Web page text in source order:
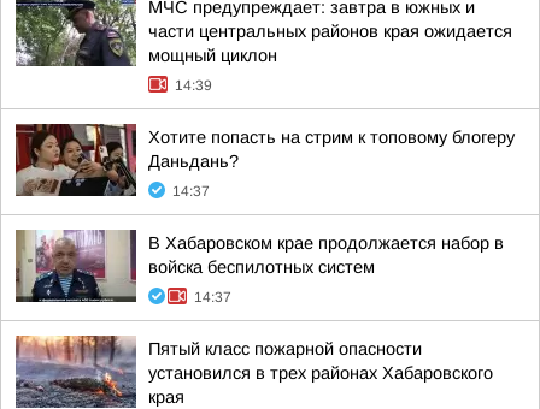
МЧС предупреждает: завтра в южных и
части центральных районов края ожидается
мощный циклон
14:39
Хотите попасть на стрим к топовому блогеру
Даньдань?
14:37
В Хабаровском крае продолжается набор в
войска беспилотных систем
14:37
Пятый класс пожарной опасности
установился в трех районах Хабаровского
края